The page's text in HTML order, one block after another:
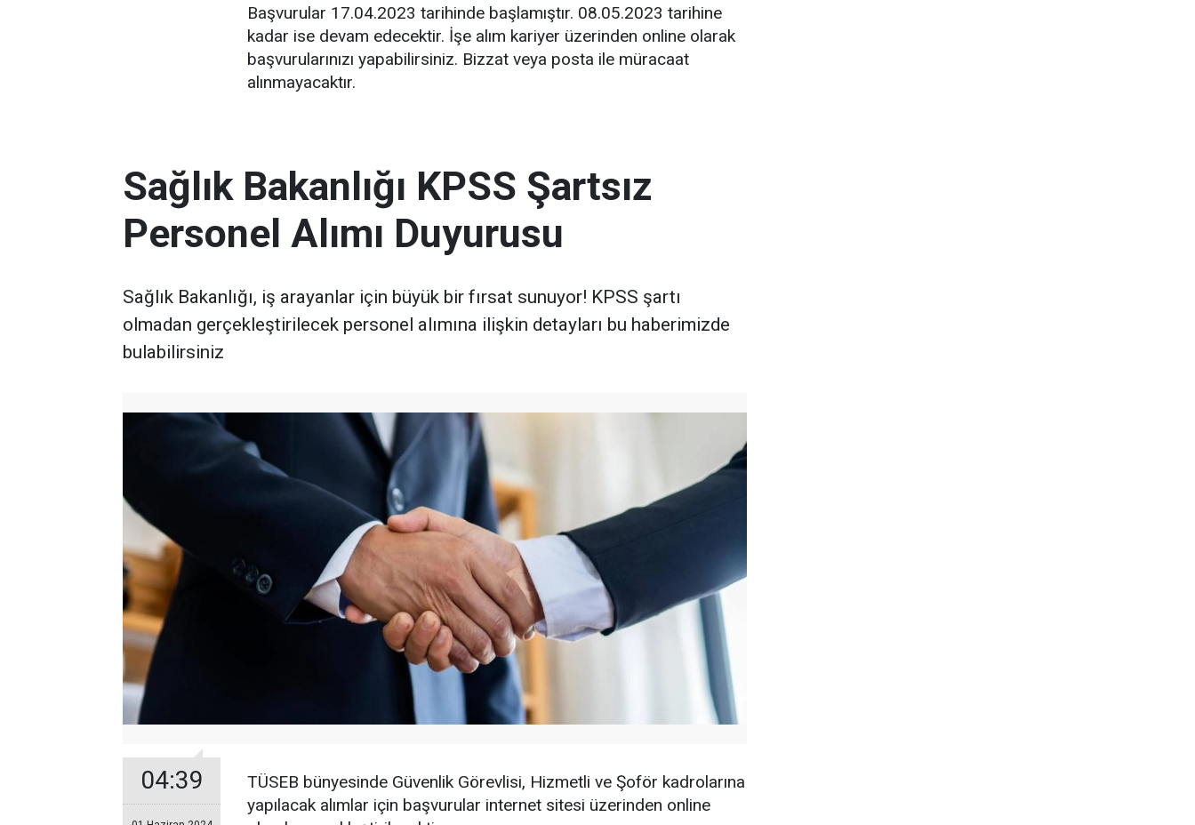
Başvurular 17.04.2023 tarihinde başlamıştır. 08.05.2023 tarihine
kadar ise devam edecektir. İşe alım kariyer üzerinden online olarak
başvurularınızı yapabilirsiniz. Bizzat veya posta ile müracaat
alınmayacaktır.
Sağlık Bakanlığı KPSS Şartsız
Personel Alımı Duyurusu
Sağlık Bakanlığı, iş arayanlar için büyük bir fırsat sunuyor! KPSS şartı
olmadan gerçekleştirilecek personel alımına ilişkin detayları bu haberimizde
bulabilirsiniz
04:39
TÜSEB bünyesinde Güvenlik Görevlisi, Hizmetli ve Şoför kadrolarına
yapılacak alımlar için başvurular internet sitesi üzerinden online